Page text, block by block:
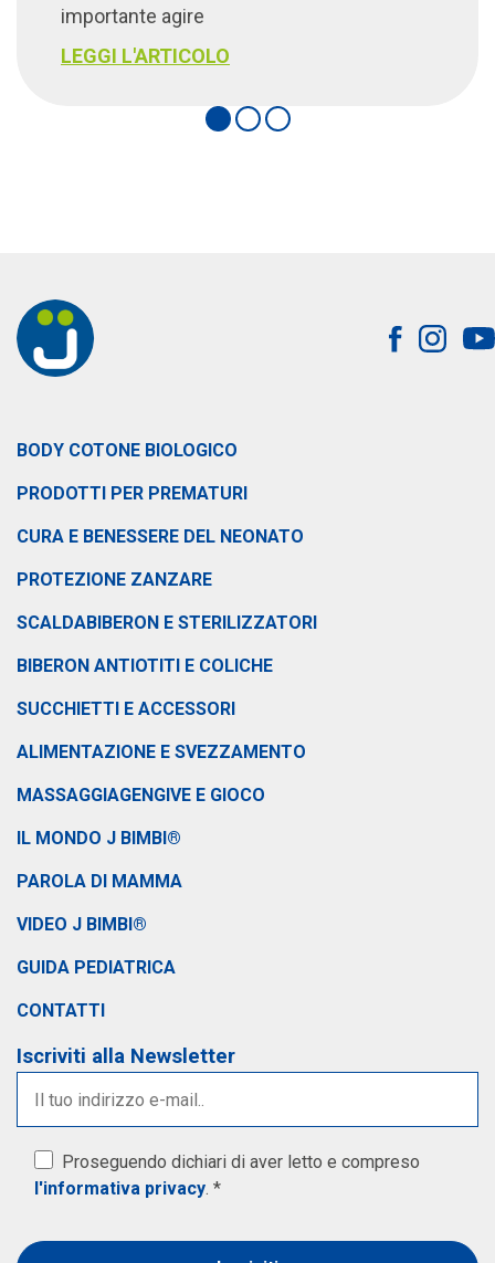
importante agire
LEGGI L'ARTICOLO
BODY COTONE BIOLOGICO
PRODOTTI PER PREMATURI
CURA E BENESSERE DEL NEONATO
PROTEZIONE ZANZARE
SCALDABIBERON E STERILIZZATORI
BIBERON ANTIOTITI E COLICHE
SUCCHIETTI E ACCESSORI
ALIMENTAZIONE E SVEZZAMENTO
MASSAGGIAGENGIVE E GIOCO
IL MONDO J BIMBI®
PAROLA DI MAMMA
VIDEO J BIMBI®
GUIDA PEDIATRICA
CONTATTI
Iscriviti alla Newsletter
Proseguendo dichiari di aver letto e compreso
l'informativa privacy. *